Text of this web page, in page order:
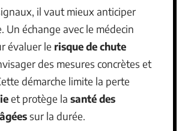
il vaut mieux anticiper
Un échange avec le médecin
évaluer le risque de chute
des mesures concrètes et
démarche limite la perte
et protège la santé des
sur la durée.